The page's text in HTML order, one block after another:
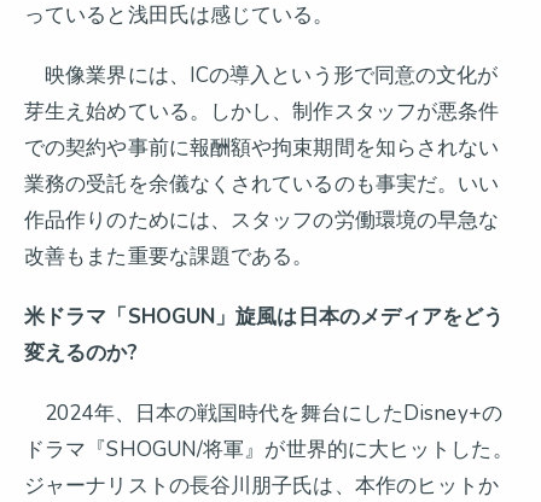
っていると浅田氏は感じている。
映像業界には、ICの導入という形で同意の文化が
芽生え始めている。しかし、制作スタッフが悪条件
での契約や事前に報酬額や拘束期間を知らされない
業務の受託を余儀なくされているのも事実だ。いい
作品作りのためには、スタッフの労働環境の早急な
改善もまた重要な課題である。
米ドラマ「SHOGUN」旋風は日本のメディアをどう
変えるのか?
2024年、日本の戦国時代を舞台にしたDisney+の
ドラマ『SHOGUN/将軍』が世界的に大ヒットした。
ジャーナリストの長谷川朋子氏は、本作のヒットか